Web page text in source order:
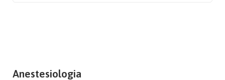
Anestesiologia